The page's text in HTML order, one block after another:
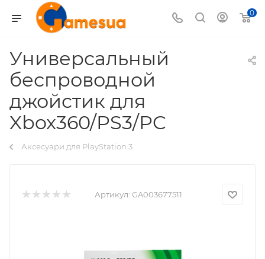
0
Универсальный
беспроводной
джойстик для
Xbox360/PS3/PC
Аксесуари для PlayStation 3
Артикул: GA003677511